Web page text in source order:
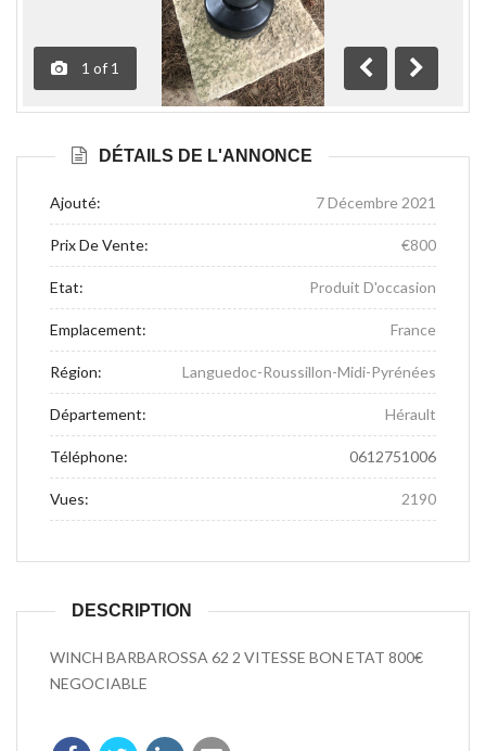
1 of 1
Précédente
Suivante
DÉTAILS DE L'ANNONCE
Ajouté: 7 Décembre 2021
Prix De Vente: €800
Etat: Produit D'occasion
Emplacement: France
Région: Languedoc-Roussillon-Midi-Pyrénées
Département: Hérault
Téléphone: 0612751006
Vues: 2190
DESCRIPTION
WINCH BARBAROSSA 62 2 VITESSE BON ETAT 800€
NEGOCIABLE